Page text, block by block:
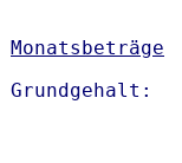
Monatsbeträge